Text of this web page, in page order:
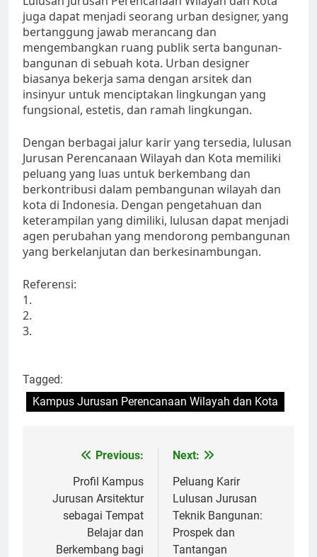
juga dapat menjadi seorang urban designer, yang
bertanggung jawab merancang dan
mengembangkan ruang publik serta bangunan-
bangunan di sebuah kota. Urban designer
biasanya bekerja sama dengan arsitek dan
insinyur untuk menciptakan lingkungan yang
fungsional, estetis, dan ramah lingkungan.
Dengan berbagai jalur karir yang tersedia, lulusan
Jurusan Perencanaan Wilayah dan Kota memiliki
peluang yang luas untuk berkembang dan
berkontribusi dalam pembangunan wilayah dan
kota di Indonesia. Dengan pengetahuan dan
keterampilan yang dimiliki, lulusan dapat menjadi
agen perubahan yang mendorong pembangunan
yang berkelanjutan dan berkesinambungan.
Referensi:
1.
2.
3.
Tagged:
Kampus Jurusan Perencanaan Wilayah dan Kota
navigation
Previous:
Profil Kampus
Jurusan Arsitektur
sebagai Tempat
Belajar dan
Berkembang bagi
Next:
Peluang Karir
Lulusan Jurusan
Teknik Bangunan:
Prospek dan
Tantangan